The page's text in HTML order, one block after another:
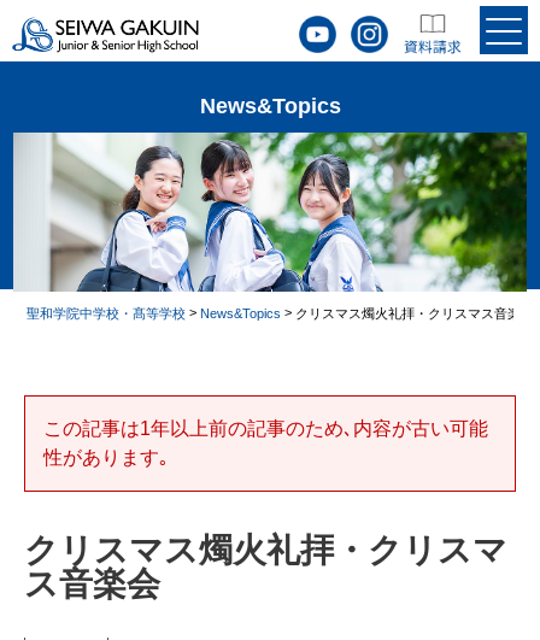
News&Topics
聖和学院中学校・髙等学校 >News&Topics > クリスマス燭火礼拝・クリスマス音楽会
この記事は1年以上前の記事のため､内容が古い可能
性があります｡
クリスマス燭火礼拝・クリスマ
ス音楽会